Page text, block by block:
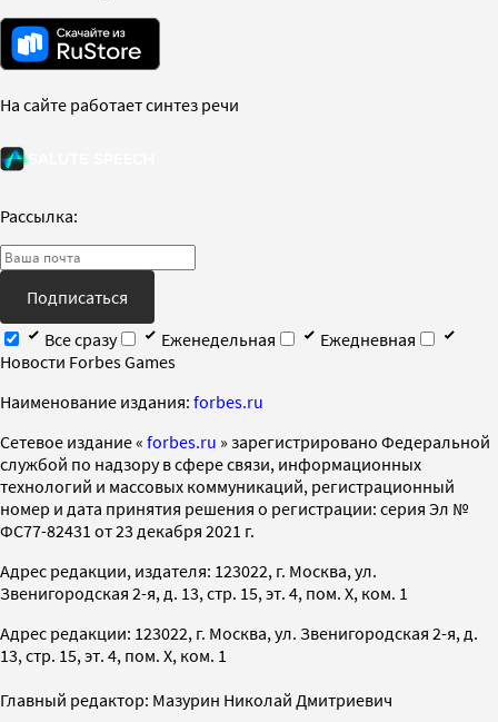
На сайте работает синтез речи
Рассылка:
Подписаться
Все сразу
Еженедельная
Ежедневная
Новости Forbes Games
Наименование издания: forbes.ru
Cетевое издание « forbes.ru » зарегистрировано Федеральной
службой по надзору в сфере связи, информационных
технологий и массовых коммуникаций, регистрационный
номер и дата принятия решения о регистрации: серия Эл №
ФС77-82431 от 23 декабря 2021 г.
Адрес редакции, издателя: 123022, г. Москва, ул.
Звенигородская 2-я, д. 13, стр. 15, эт. 4, пом. X, ком. 1
Адрес редакции: 123022, г. Москва, ул. Звенигородская 2-я, д.
13, стр. 15, эт. 4, пом. X, ком. 1
Главный редактор: Мазурин Николай Дмитриевич